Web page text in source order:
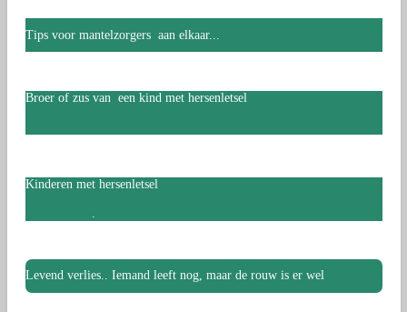
Tips voor mantelzorgers aan elkaar...
Broer of zus van een kind met hersenletsel
Kinderen met hersenletsel
.
Levend verlies.. Iemand leeft nog, maar de rouw is er wel